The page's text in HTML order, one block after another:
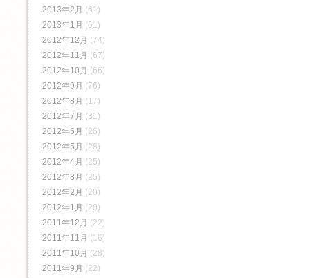
2013年2月 (61)
2013年1月 (61)
2012年12月 (74)
2012年11月 (67)
2012年10月 (66)
2012年9月 (76)
2012年8月 (17)
2012年7月 (31)
2012年6月 (26)
2012年5月 (28)
2012年4月 (25)
2012年3月 (25)
2012年2月 (20)
2012年1月 (20)
2011年12月 (22)
2011年11月 (16)
2011年10月 (28)
2011年9月 (22)